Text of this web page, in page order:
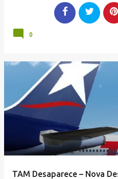
0
TAM Desaparece – Nova